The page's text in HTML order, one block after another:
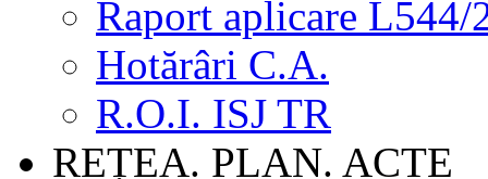
Raport aplicare L544/
Hotărâri C.A.
R.O.I. ISJ TR
REȚEA. PLAN. ACTE